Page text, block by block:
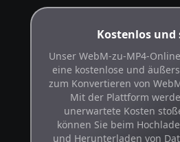
Kostenlos und
Unser WebM-zu-MP4-
eine kostenlose und
zum Konvertieren von
Mit der Plattform
unerwartete Kosten
können Sie beim
und Herunterladen von